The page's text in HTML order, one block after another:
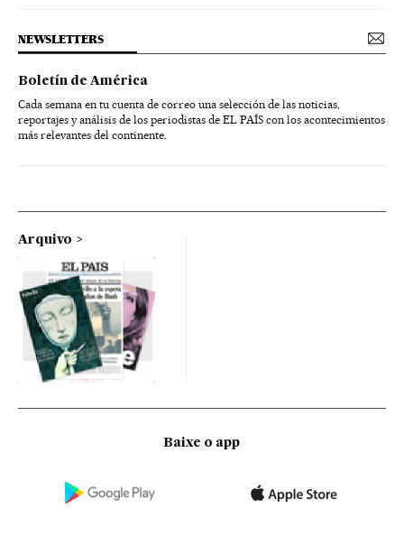
NEWSLETTERS
Boletín de América
Cada semana en tu cuenta de correo una selección de las noticias,
reportajes y análisis de los periodistas de EL PAÍS con los acontecimientos
más relevantes del continente.
Arquivo
Baixe o app